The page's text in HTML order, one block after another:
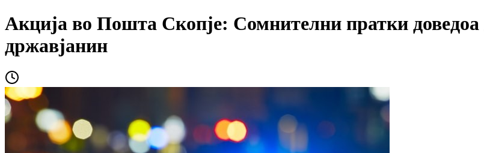
Акција во Пошта Скопје: Сомнителни пратки
државјанин